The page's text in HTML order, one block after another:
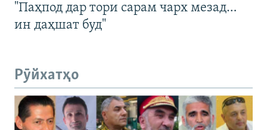
"Паҳпод дар тори сарам чарх мезад…
ин даҳшат буд"
Рӯйхатҳо